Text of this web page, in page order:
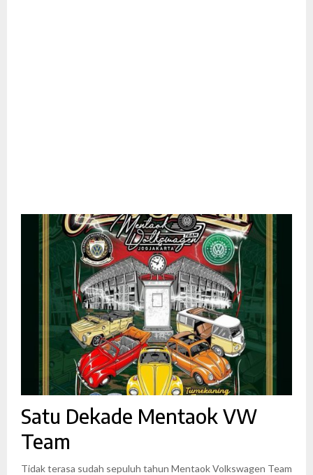
Satu Dekade Mentaok VW
Team
Tidak terasa sudah sepuluh tahun Mentaok Volkswagen Team